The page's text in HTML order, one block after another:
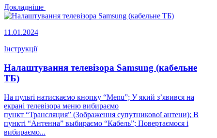
Докладніше
11.01.2024
Інструкції
Налаштування телевізора Samsung (кабельне
ТБ)
На пульті натискаємо кнопку “Menu”; У який з’явився на
екрані телевізора меню вибираємо
пункт “Трансляция” (Зображення супутникової антени); В
пункті “Антенна” выбираємо “Кабель”; Повертаємося і
вибираємо...